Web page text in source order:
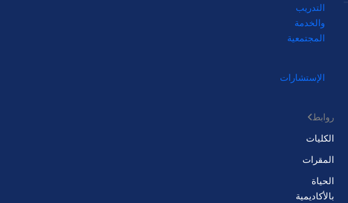
التدريب
والخدمة
المجتمعية
الإستشارات
روابط
الكليات
المقرات
الحياة
بالأكاديمية